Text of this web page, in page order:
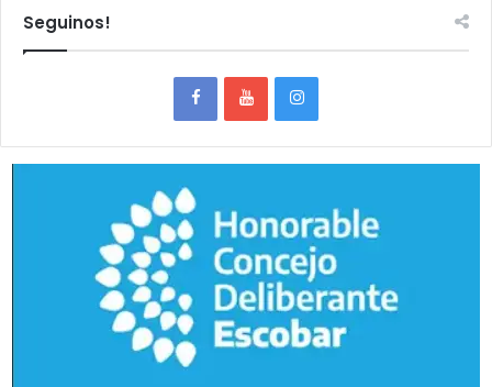
Seguinos!